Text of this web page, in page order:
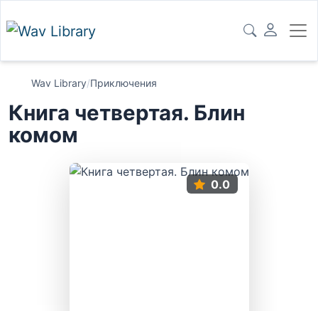
Wav Library/Приключения
Книга четвертая. Блин
комом
0.0